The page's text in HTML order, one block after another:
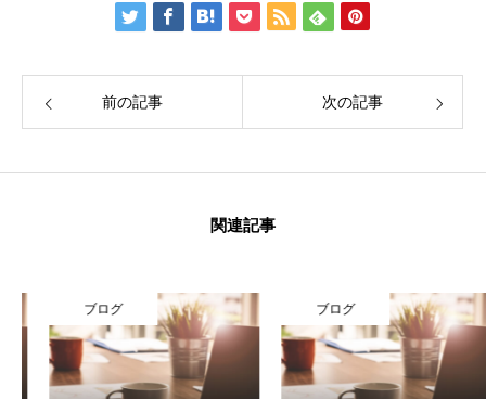
前の記事 次の記事
関連記事
ブログ ブログ